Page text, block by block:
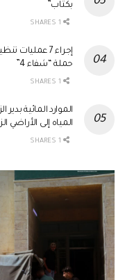
بكتاب”
إجراء 7
حملة “شفاء 4”
الموارد المائية
المياه إلى الأراضي